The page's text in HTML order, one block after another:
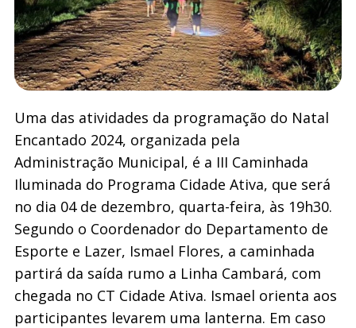
Uma das atividades da programação do Natal
Encantado 2024, organizada pela
Administração Municipal, é a III Caminhada
Iluminada do Programa Cidade Ativa, que será
no dia 04 de dezembro, quarta-feira, às 19h30.
Segundo o Coordenador do Departamento de
Esporte e Lazer, Ismael Flores, a caminhada
partirá da saída rumo a Linha Cambará, com
chegada no CT Cidade Ativa. Ismael orienta aos
participantes levarem uma lanterna. Em caso